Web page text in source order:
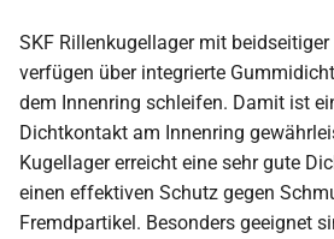
SKF Rillenkugellager mit
verfügen über integrierte
dem Innenring schleifen. Damit ist
Dichtkontakt am Innenring
Kugellager erreicht eine sehr gute
einen effektiven Schutz gegen
Fremdpartikel. Besonders geeignet